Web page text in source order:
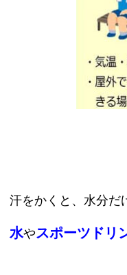
汗をかくと、水分だ
水やスポーツドリ